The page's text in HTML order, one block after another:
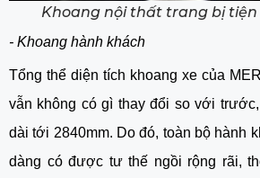
Khoang nội thất trang bị
- Khoang hành khách
Tổng thể diện tích khoang xe của
vẫn không có gì thay đổi so với
dài tới 2840mm. Do đó, toàn bộ hành
dàng có được tư thế ngồi rộng rãi,